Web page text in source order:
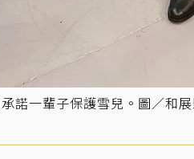
諾一輩子保護雪兒。圖／和